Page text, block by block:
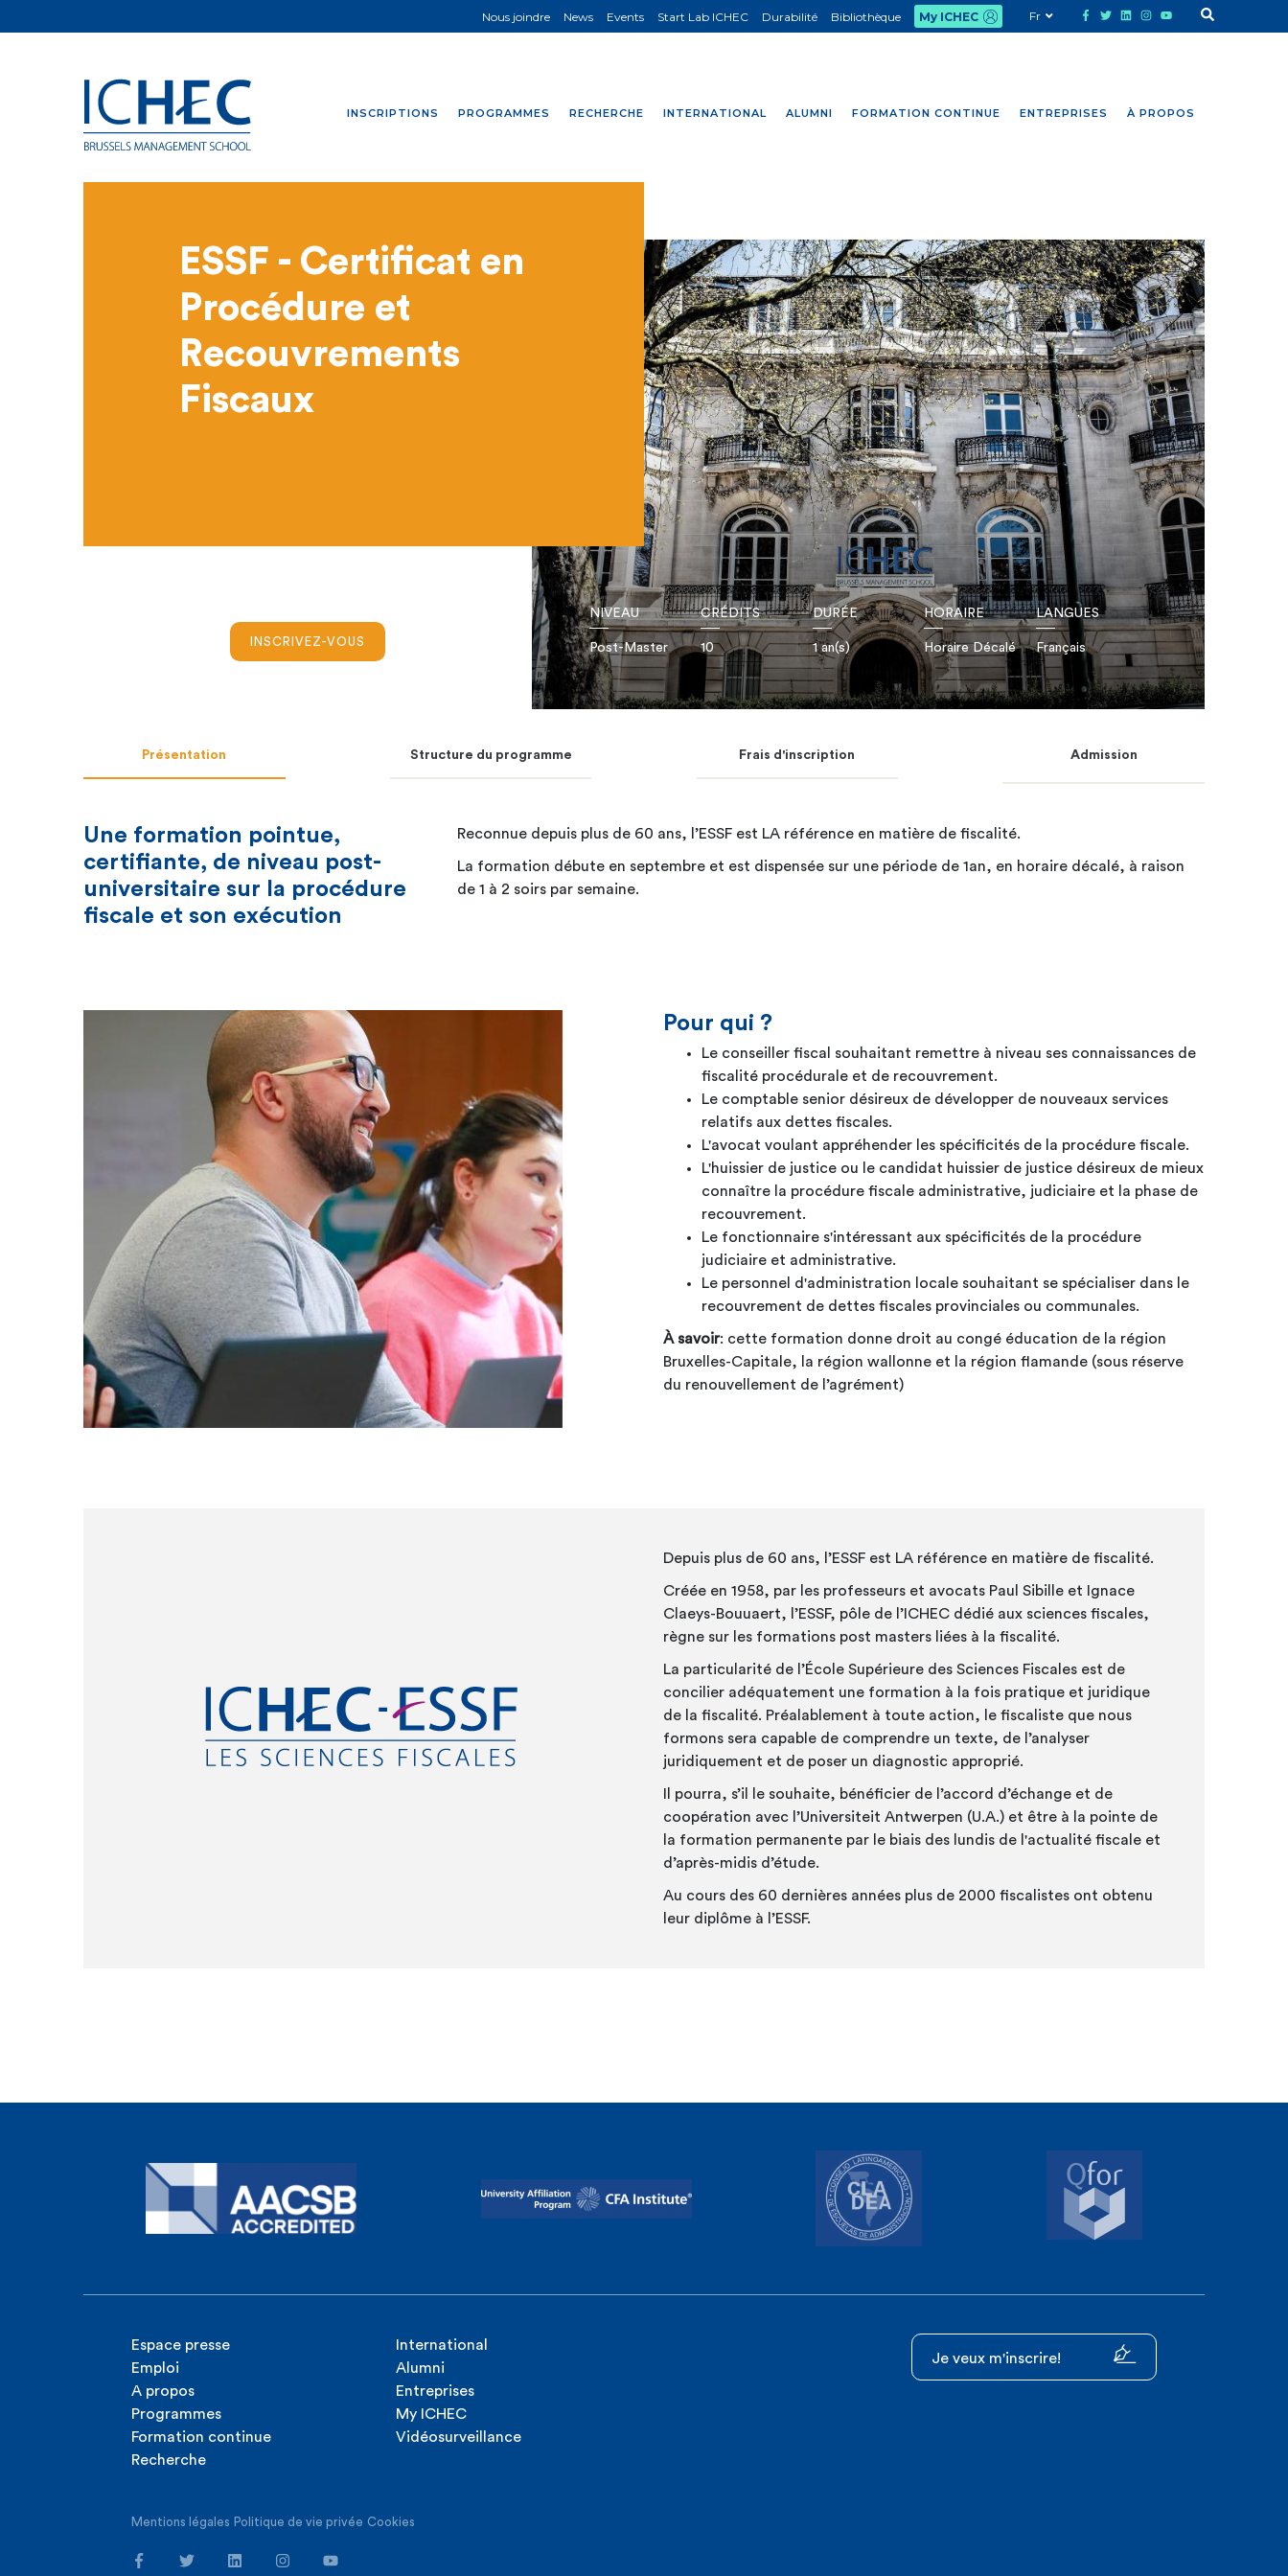
INSCRIPTIONS PROGRAMMES RECHERCHE INTERNATIONAL ALUMNI FORMATION CONTINUE ENTREPRISES À PROPOS
Nous joindre News Events Start Lab ICHEC Durabilité Bibliothèque My ICHEC Fr
ESSF - Certificat en
Procédure et
Recouvrements
Fiscaux
INSCRIVEZ-VOUS
NIVEAU
Post-Master
CRÉDITS
10
DURÉE
1 an(s)
HORAIRE
Horaire Décalé
LANGUES
Français
Présentation Structure du programme Frais d'inscription Admission
Une formation pointue,
certifiante, de niveau post-
universitaire sur la procédure
fiscale et son exécution
Reconnue depuis plus de 60 ans, l’ESSF est LA référence en matière de fiscalité.
La formation débute en septembre et est dispensée sur une période de 1an, en horaire décalé, à raison
de 1 à 2 soirs par semaine.
Pour qui ?
Le conseiller fiscal souhaitant remettre à niveau ses connaissances de
fiscalité procédurale et de recouvrement.
Le comptable senior désireux de développer de nouveaux services
relatifs aux dettes fiscales.
L'avocat voulant appréhender les spécificités de la procédure fiscale.
L'huissier de justice ou le candidat huissier de justice désireux de mieux
connaître la procédure fiscale administrative, judiciaire et la phase de
recouvrement.
Le fonctionnaire s'intéressant aux spécificités de la procédure
judiciaire et administrative.
Le personnel d'administration locale souhaitant se spécialiser dans le
recouvrement de dettes fiscales provinciales ou communales.
À savoir: cette formation donne droit au congé éducation de la région
Bruxelles-Capitale, la région wallonne et la région flamande (sous réserve
du renouvellement de l’agrément)
Depuis plus de 60 ans, l’ESSF est LA référence en matière de fiscalité.
Créée en 1958, par les professeurs et avocats Paul Sibille et Ignace
Claeys-Bouuaert, l’ESSF, pôle de l’ICHEC dédié aux sciences fiscales,
règne sur les formations post masters liées à la fiscalité.
La particularité de l’École Supérieure des Sciences Fiscales est de
concilier adéquatement une formation à la fois pratique et juridique
de la fiscalité. Préalablement à toute action, le fiscaliste que nous
formons sera capable de comprendre un texte, de l’analyser
juridiquement et de poser un diagnostic approprié.
Il pourra, s’il le souhaite, bénéficier de l’accord d’échange et de
coopération avec l’Universiteit Antwerpen (U.A.) et être à la pointe de
la formation permanente par le biais des lundis de l'actualité fiscale et
d’après-midis d’étude.
Au cours des 60 dernières années plus de 2000 fiscalistes ont obtenu
leur diplôme à l’ESSF.
Espace presse
Emploi
A propos
Programmes
Formation continue
Recherche
International
Alumni
Entreprises
My ICHEC
Vidéosurveillance
Je veux m'inscrire!
Mentions légales Politique de vie privée Cookies